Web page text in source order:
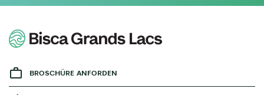
BROSCHÜRE ANFORDEN